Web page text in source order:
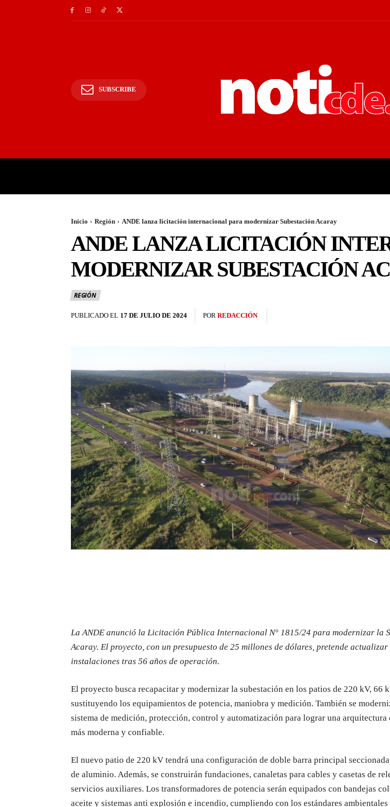
SUBSCRIBE
Inicio Región ANDE lanza licitación internacional para modernizar Subestación Acaray
ANDE LANZA LICITACIÓN
MODERNIZAR SUBESTACIÓN
REGIÓN
PUBLICADO EL 17 DE JULIO DE 2024 POR REDACCIÓN
La ANDE anunció la Licitación Pública Internacional N° 1815/24 para modernizar la
Acaray. El proyecto, con un presupuesto de 25 millones de dólares, pretende actualizar
instalaciones tras 56 años de operación.
El proyecto busca recapacitar y modernizar la subestación en los patios de 220 kV, 66
sustituyendo los equipamientos de potencia, maniobra y medición. También se
sistema de medición, protección, control y automatización para lograr una arquitectura
más moderna y confiable.
El nuevo patio de 220 kV tendrá una configuración de doble barra principal
de aluminio. Además, se construirán fundaciones, canaletas para cables y casetas de
servicios auxiliares. Los transformadores de potencia serán equipados con bandejas
aceite y sistemas anti explosión e incendio, cumpliendo con los estándares ambientales